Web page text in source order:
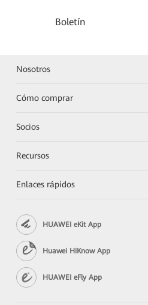
Boletín
Nosotros
Cómo comprar
Socios
Recursos
Enlaces rápidos
HUAWEI eKit App
Huawei HiKnow App
HUAWEI eFly App